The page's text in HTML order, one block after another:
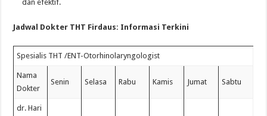
dan efektif.
Jadwal Dokter THT Firdaus: Informasi Terkini
Spesialis THT /ENT-Otorhinolaryngologist
Nama
Dokter
Senin Selasa Rabu Kamis Jumat Sabtu
dr. Hari